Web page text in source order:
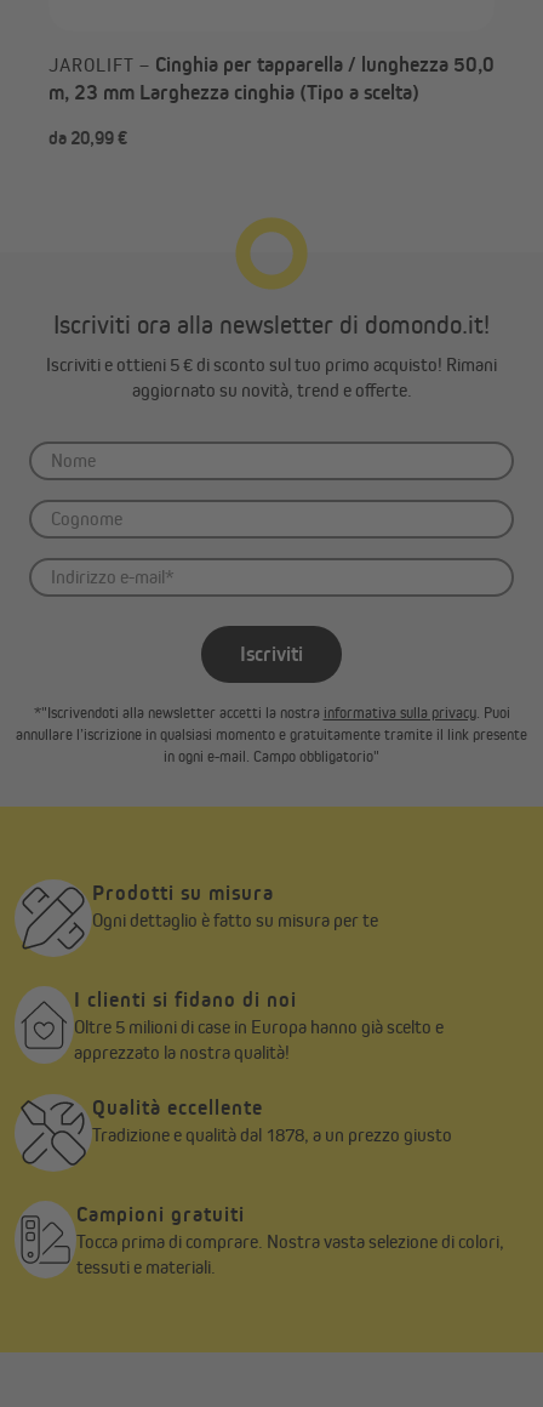
JAROLIFT – Cinghia per tapparella / lunghezza 50,0
m, 23 mm Larghezza cinghia (Tipo a scelta)
da 20,99 €
Iscriviti ora alla newsletter di domondo.it!
Iscriviti e ottieni 5 € di sconto sul tuo primo acquisto! Rimani
aggiornato su novità, trend e offerte.
Iscriviti
*"Iscrivendoti alla newsletter accetti la nostra informativa sulla privacy. Puoi
annullare l’iscrizione in qualsiasi momento e gratuitamente tramite il link presente
in ogni e-mail. Campo obbligatorio"
Prodotti su misura
Ogni dettaglio è fatto su misura per te
I clienti si fidano di noi
Oltre 5 milioni di case in Europa hanno già scelto e
apprezzato la nostra qualità!
Qualità eccellente
Tradizione e qualità dal 1878, a un prezzo giusto
Campioni gratuiti
Tocca prima di comprare. Nostra vasta selezione di colori,
tessuti e materiali.